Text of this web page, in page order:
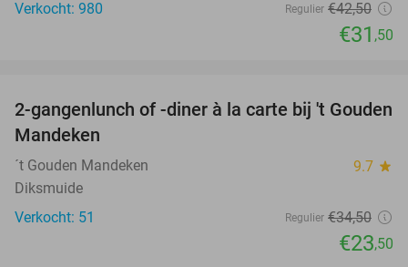
Verkocht: 980
Regulier €42,50
€31 ,50
32%
2-gangenlunch of -diner à la carte bij 't Gouden
Mandeken
´t Gouden Mandeken 9.7 star
Diksmuide
Verkocht: 51
Regulier €34,50
€23,50